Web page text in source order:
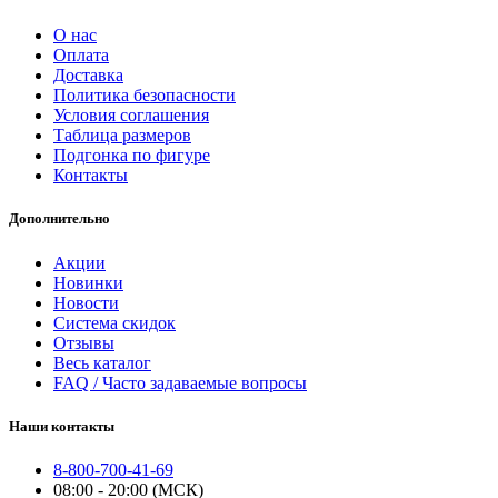
О нас
Оплата
Доставка
Политика безопасности
Условия соглашения
Таблица размеров
Подгонка по фигуре
Контакты
Дополнительно
Акции
Новинки
Новости
Система скидок
Отзывы
Весь каталог
FAQ / Часто задаваемые вопросы
Наши контакты
8-800-700-41-69
08:00 - 20:00 (МСК)